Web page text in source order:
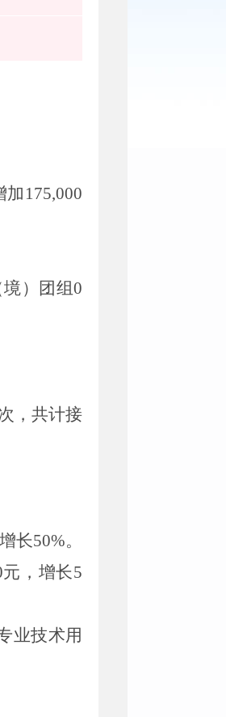
加 175,000
）团组0
，共计接
长50%。
元，增长5
业技术用